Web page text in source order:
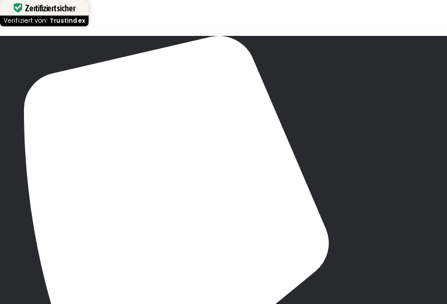
Zertifiziert sicher
Verifiziert von: Trustindex